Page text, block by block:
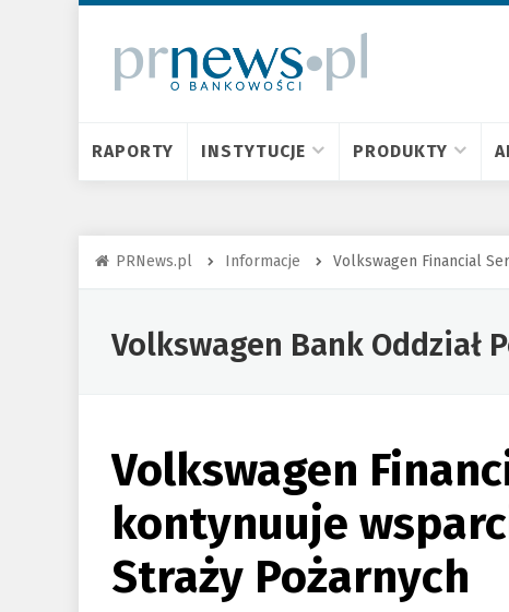
RAPORTY INSTYTUCJE PRODUKTY
PRNews.pl Informacje Volkswagen Financial
Volkswagen Bank Oddział
Volkswagen
kontynuuje
Straży Pożarnych